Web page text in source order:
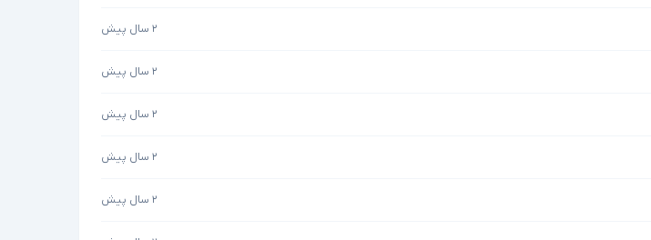
۲ سال پیش
۲ سال پیش
۲ سال پیش
۲ سال پیش
۲ سال پیش